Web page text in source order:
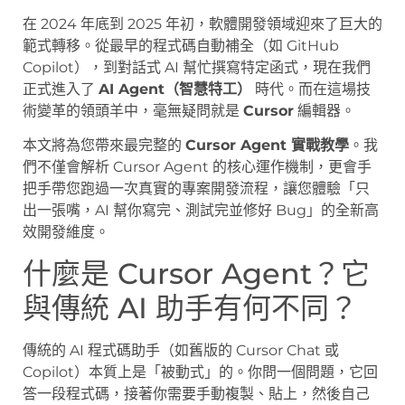
在 2024 年底到 2025 年初，軟體開發領域迎來了巨大的
範式轉移。從最早的程式碼自動補全（如 GitHub
Copilot），到對話式 AI 幫忙撰寫特定函式，現在我們
正式進入了 AI Agent（智慧特工）
時代。而在這場技
術變革的領頭羊中，毫無疑問就是 Cursor 編輯器。
本文將為您帶來最完整的 Cursor Agent 實戰教學 。我
們不僅會解析 Cursor Agent 的核心運作機制，更會手
把手帶您跑過一次真實的專案開發流程，讓您體驗「只
出一張嘴，AI 幫你寫完、測試完並修好 Bug」的全新高
效開發維度。
什麼是 Cursor Agent？它
與傳統 AI 助手有何不同？
傳統的 AI 程式碼助手（如舊版的 Cursor Chat 或
Copilot）本質上是「被動式」的。你問一個問題，它回
答一段程式碼，接著你需要手動複製、貼上，然後自己